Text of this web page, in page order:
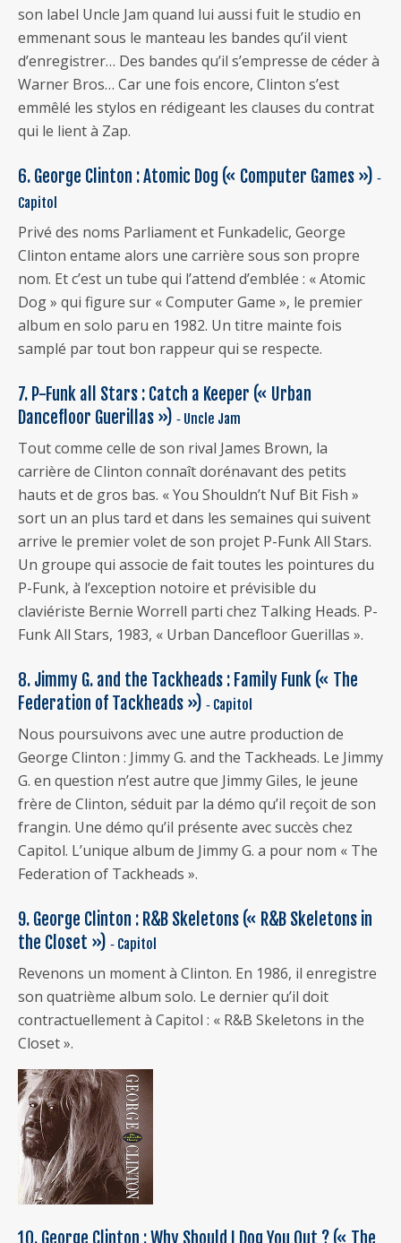
son label Uncle Jam quand lui aussi fuit le studio en
emmenant sous le manteau les bandes qu’il vient
d’enregistrer… Des bandes qu’il s’empresse de céder à
Warner Bros… Car une fois encore, Clinton s’est
emmêlé les stylos en rédigeant les clauses du contrat
qui le lient à Zap.
6. George Clinton : Atomic Dog (« Computer Games ») ‐
Capitol
Privé des noms Parliament et Funkadelic, George
Clinton entame alors une carrière sous son propre
nom. Et c’est un tube qui l’attend d’emblée : « Atomic
Dog » qui figure sur « Computer Game », le premier
album en solo paru en 1982. Un titre mainte fois
samplé par tout bon rappeur qui se respecte.
7. P-Funk all Stars : Catch a Keeper (« Urban
Dancefloor Guerillas ») ‐ Uncle Jam
Tout comme celle de son rival James Brown, la
carrière de Clinton connaît dorénavant des petits
hauts et de gros bas. « You Shouldn’t Nuf Bit Fish »
sort un an plus tard et dans les semaines qui suivent
arrive le premier volet de son projet P-Funk All Stars.
Un groupe qui associe de fait toutes les pointures du
P-Funk, à l’exception notoire et prévisible du
claviériste Bernie Worrell parti chez Talking Heads. P-
Funk All Stars, 1983, « Urban Dancefloor Guerillas ».
8. Jimmy G. and the Tackheads : Family Funk (« The
Federation of Tackheads ») ‐ Capitol
Nous poursuivons avec une autre production de
George Clinton : Jimmy G. and the Tackheads. Le Jimmy
G. en question n’est autre que Jimmy Giles, le jeune
frère de Clinton, séduit par la démo qu’il reçoit de son
frangin. Une démo qu’il présente avec succès chez
Capitol. L’unique album de Jimmy G. a pour nom « The
Federation of Tackheads ».
9. George Clinton : R&B Skeletons (« R&B Skeletons in
the Closet ») ‐ Capitol
Revenons un moment à Clinton. En 1986, il enregistre
son quatrième album solo. Le dernier qu’il doit
contractuellement à Capitol : « R&B Skeletons in the
Closet ».
10. George Clinton : Why Should I Dog You Out ? (« The